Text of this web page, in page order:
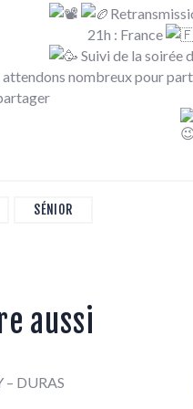
21h : France
Suivi de la soirée
attendons nombreux pour
SÉNIOR
aussi